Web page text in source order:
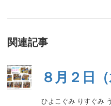
関連記事
８月２日
ひよこぐみ りすぐみ